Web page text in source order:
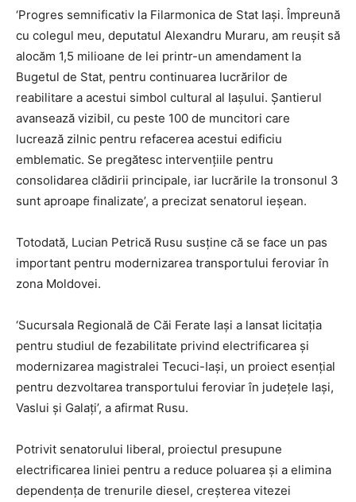
‘Progres semnificativ la Filarmonica de Stat Iași. Împreună
cu colegul meu, deputatul Alexandru Muraru, am reușit să
alocăm 1,5 milioane de lei printr-un amendament la
Bugetul de Stat, pentru continuarea lucrărilor de
reabilitare a acestui simbol cultural al Iașului. Șantierul
avansează vizibil, cu peste 100 de muncitori care
lucrează zilnic pentru refacerea acestui edificiu
emblematic. Se pregătesc intervențiile pentru
consolidarea clădirii principale, iar lucrările la tronsonul 3
sunt aproape finalizate’, a precizat senatorul ieșean.
Totodată, Lucian Petrică Rusu susține că se face un pas
important pentru modernizarea transportului feroviar în
zona Moldovei.
‘Sucursala Regională de Căi Ferate Iași a lansat licitația
pentru studiul de fezabilitate privind electrificarea și
modernizarea magistralei Tecuci-Iași, un proiect esențial
pentru dezvoltarea transportului feroviar în județele Iași,
Vaslui și Galați’, a afirmat Rusu.
Potrivit senatorului liberal, proiectul presupune
electrificarea liniei pentru a reduce poluarea și a elimina
dependența de trenurile diesel, creșterea vitezei